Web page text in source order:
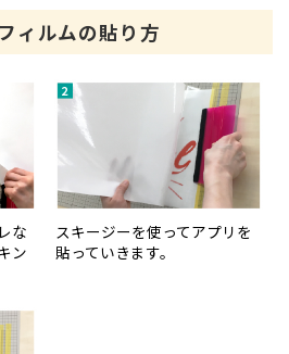
ィルムの貼り方
な
ン
スキージーを使ってアプリを
貼っていきます。